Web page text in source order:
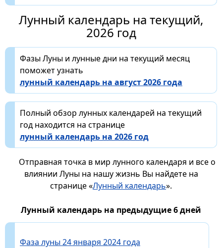
Лунный календарь на текущий,
2026 год
Фазы Луны и лунные дни на текущий месяц
поможет узнать
лунный календарь на август 2026 года
Полный обзор лунных календарей на текущий
год находится на странице
лунный календарь на 2026 год
Отправная точка в мир лунного календаря и все о
влиянии Луны на нашу жизнь Вы найдете на
странице «Лунный календарь».
Лунный календарь на предыдущие 6 дней
Фаза луны 24 января 2024 года